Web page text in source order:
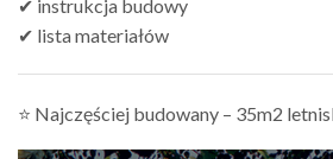
✔ instrukcja budowy
✔ lista materiałów
⭐ Najczęściej budowany – 35m2